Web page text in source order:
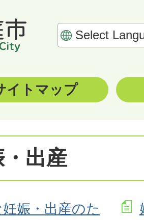
イトマップ
出産
娠・出産のた